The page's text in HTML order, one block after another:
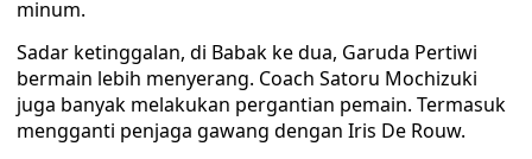
minum.
Sadar ketinggalan, di Babak ke dua, Garuda Pertiwi
bermain lebih menyerang. Coach Satoru Mochizuki
juga banyak melakukan pergantian pemain. Termasuk
mengganti penjaga gawang dengan Iris De Rouw.